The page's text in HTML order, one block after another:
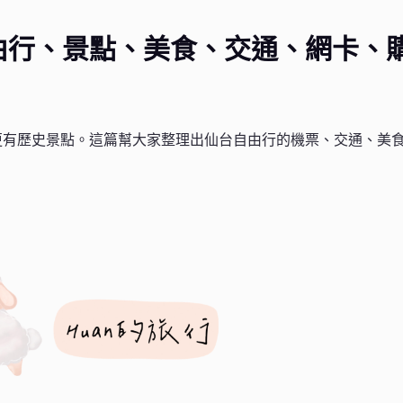
、景點、美食、交通、網卡、
歷史景點。這篇幫大家整理出仙台自由行的機票、交通、美